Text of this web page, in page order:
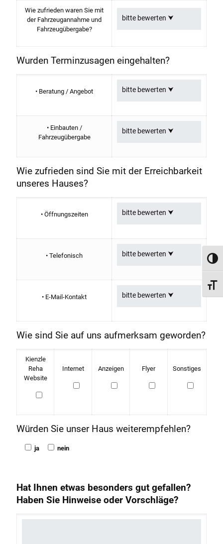
Wie zufrieden waren Sie mit
der Fahrzeugannahme und
Fahrzeugübergabe?
Wurden Terminzusagen eingehalten?
• Beratung / Angebot
• Einbauten /
Fahrzeugübergabe
Wie zufrieden sind Sie mit der Erreichbarkeit
unseres Hauses?
• Öffnungszeiten
• Telefonisch
• E-Mail-Kontakt
Wie sind Sie auf uns aufmerksam geworden?
Kienzle
Reha
Website
Internet Anzeigen Flyer Sonstiges
Würden Sie unser Haus weiterempfehlen?
ja nein
Hat Ihnen etwas besonders gut gefallen?
Haben Sie Hinweise oder Vorschläge?